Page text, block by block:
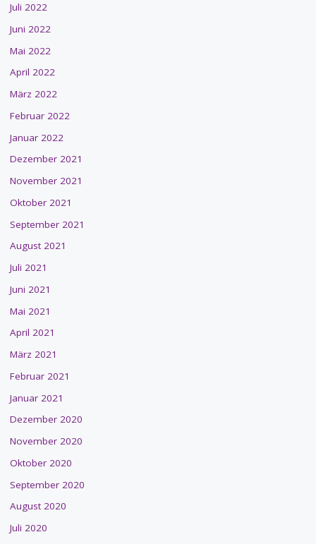
Juli 2022
Juni 2022
Mai 2022
April 2022
März 2022
Februar 2022
Januar 2022
Dezember 2021
November 2021
Oktober 2021
September 2021
August 2021
Juli 2021
Juni 2021
Mai 2021
April 2021
März 2021
Februar 2021
Januar 2021
Dezember 2020
November 2020
Oktober 2020
September 2020
August 2020
Juli 2020